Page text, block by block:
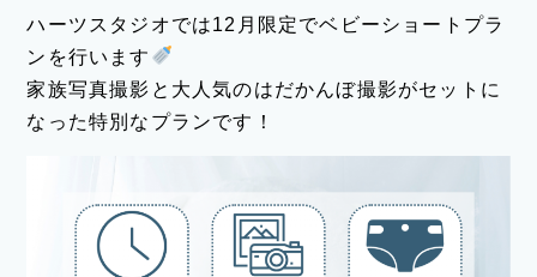
ハーツスタジオでは12月限定でベビーショートプラ
ンを行います
家族写真撮影と大人気のはだかんぼ撮影がセットに
なった特別なプランです！